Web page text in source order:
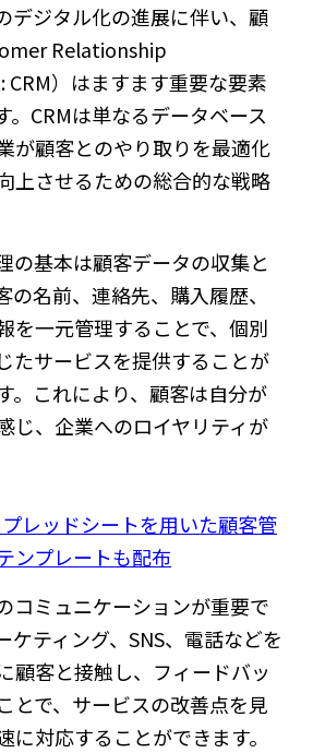
デジタル化の進展に伴い、顧
Relationship
）はますます重要な要素
。CRMは単なるデータベース
が顧客とのやり取りを最適化
上させるための総合的な戦略
の基本は顧客データの収集と
の名前、連絡先、購入履歴、
を一元管理することで、個別
たサービスを提供することが
。これにより、顧客は自分が
じ、企業へのロイヤリティが
レッドシートを用いた顧客管
ンプレートも配布
コミュニケーションが重要で
ケティング、SNS、電話などを
顧客と接触し、フィードバッ
とで、サービスの改善点を見
に対応することができます。